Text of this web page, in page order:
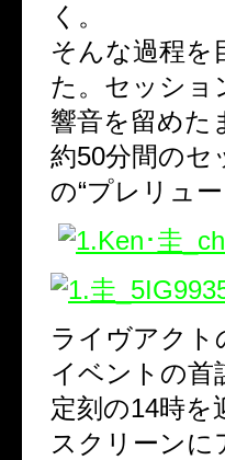
く。
そんな過程を
た。セッショ
響音を留めた
約50分間のセ
の“プレリュ
ライヴアクト
イベントの首
定刻の14時
スクリーンに